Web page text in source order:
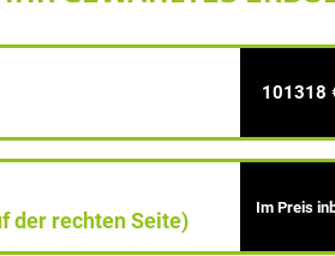
101318
der rechten Seite)
Im Preis